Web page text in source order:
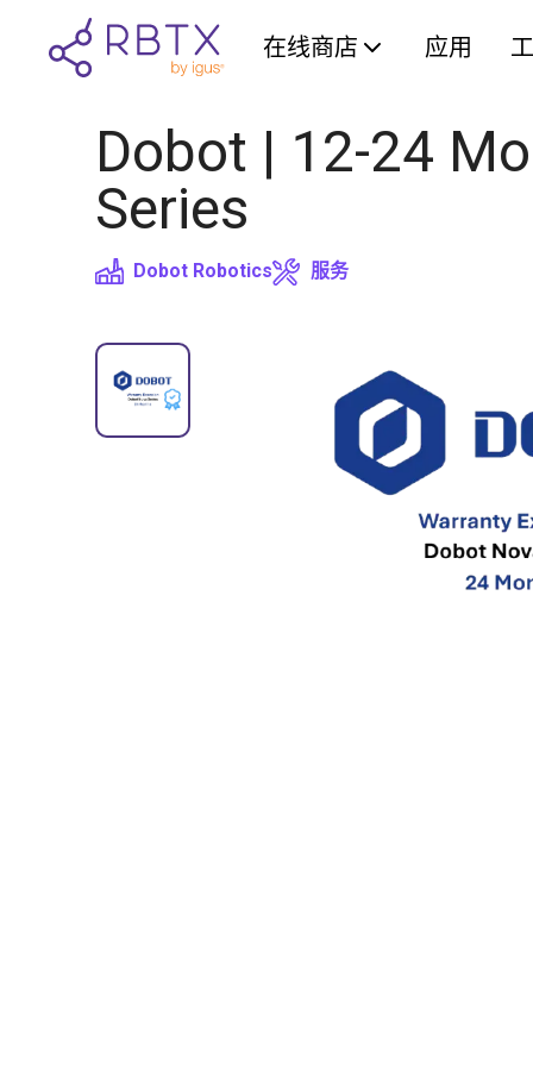
在线商店 应用
Dobot | 12-24
Series
Dobot Robotics 服务